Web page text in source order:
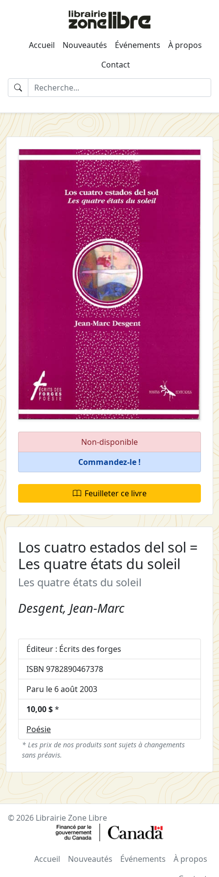
Accueil Nouveautés Événements
À propos
Contact
Non-disponible
Commandez-le !
Feuilleter ce livre
Los cuatro estados del sol =
Les quatre états du soleil
Les quatre états du soleil
Desgent, Jean-Marc
Éditeur : Écrits des forges
ISBN 9782890467378
Paru le 6 août 2003
10,00 $*
Poésie
* Les prix de nos produits sont sujets à changements
sans préavis.
© 2026 Librairie Zone Libre
Accueil Nouveautés Événements
À propos